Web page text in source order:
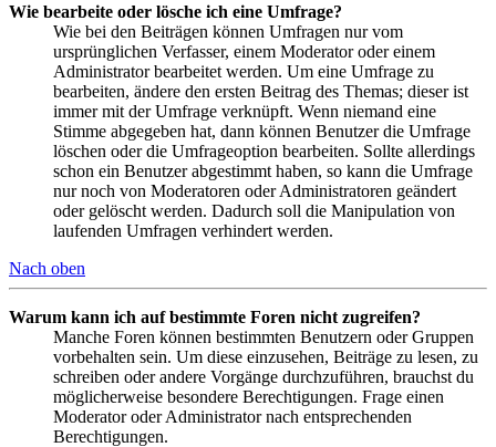
Wie bearbeite oder lösche ich eine Umfrage?
Wie bei den Beiträgen können Umfragen nur vom
ursprünglichen Verfasser, einem Moderator oder einem
Administrator bearbeitet werden. Um eine Umfrage zu
bearbeiten, ändere den ersten Beitrag des Themas; dieser ist
immer mit der Umfrage verknüpft. Wenn niemand eine
Stimme abgegeben hat, dann können Benutzer die Umfrage
löschen oder die Umfrageoption bearbeiten. Sollte allerdings
schon ein Benutzer abgestimmt haben, so kann die Umfrage
nur noch von Moderatoren oder Administratoren geändert
oder gelöscht werden. Dadurch soll die Manipulation von
laufenden Umfragen verhindert werden.
Nach oben
Warum kann ich auf bestimmte Foren nicht zugreifen?
Manche Foren können bestimmten Benutzern oder Gruppen
vorbehalten sein. Um diese einzusehen, Beiträge zu lesen, zu
schreiben oder andere Vorgänge durchzuführen, brauchst du
möglicherweise besondere Berechtigungen. Frage einen
Moderator oder Administrator nach entsprechenden
Berechtigungen.